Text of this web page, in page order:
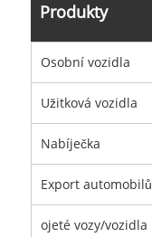
Produkty
Osobní vozidla
Užitková vozidla
Nabíječka
Export automobilů
ojeté vozy/vozidla